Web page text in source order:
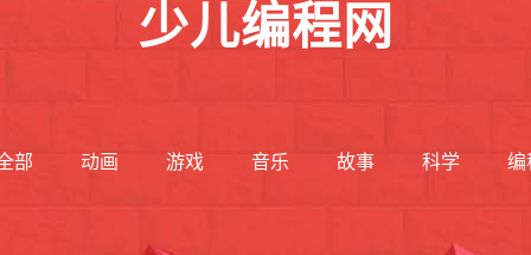
少儿编程网
部 动画 游戏 音乐 故事 科学 编